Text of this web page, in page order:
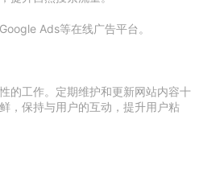
Ads等在线广告平台。
的工作。定期维护和更新网站内容十
，保持与用户的互动，提升用户粘